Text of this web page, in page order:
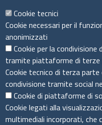
Menù privacy
Cookie Policy Note legali
Dichiarazione di
Cookie tecnici
Cookie necessari per il
anonimizzati
Cookie per la
tramite piattaforme di terze
Cookie tecnico di terza
condivisione tramite social
Cookie di piattaforme di
Cookie legati alla
multimediali incorporati, che